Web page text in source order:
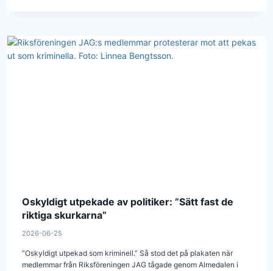
Oskyldigt utpekade av politiker: ”Sätt fast de
riktiga skurkarna”
2026-06-25
”Oskyldigt utpekad som kriminell.” Så stod det på plakaten när
medlemmar från Riksföreningen JAG tågade genom Almedalen i